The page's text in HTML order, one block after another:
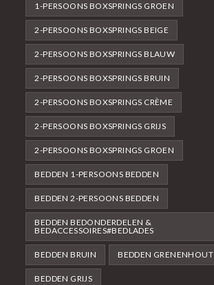
1-PERSOONS BOXSPRINGS GROEN
2-PERSOONS BOXSPRINGS BEIGE
2-PERSOONS BOXSPRINGS BLAUW
2-PERSOONS BOXSPRINGS BRUIN
2-PERSOONS BOXSPRINGS CRÈME
2-PERSOONS BOXSPRINGS GRIJS
2-PERSOONS BOXSPRINGS GROEN
BEDDEN 1-PERSOONS BEDDEN
BEDDEN 2-PERSOONS BEDDEN
BEDDEN BEDONDERDELEN &
BEDACCESSOIRES#BEDLADES
BEDDEN BRUIN BEDDEN GRENENHOUT
BEDDEN GRIJS